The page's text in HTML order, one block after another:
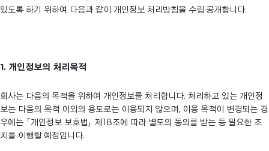
있도록 하기 위하여 다음과 같이 개인정보 처리방침을 수립·공개합니다.
1. 개인정보의 처리목적
회사는 다음의 목적을 위하여 개인정보를 처리합니다. 처리하고 있는 개인정
보는 다음의 목적 이외의 용도로는 이용되지 않으며, 이용 목적이 변경되는 경
우에는 「개인정보 보호법」 제18조에 따라 별도의 동의를 받는 등 필요한 조
치를 이행할 예정입니다.